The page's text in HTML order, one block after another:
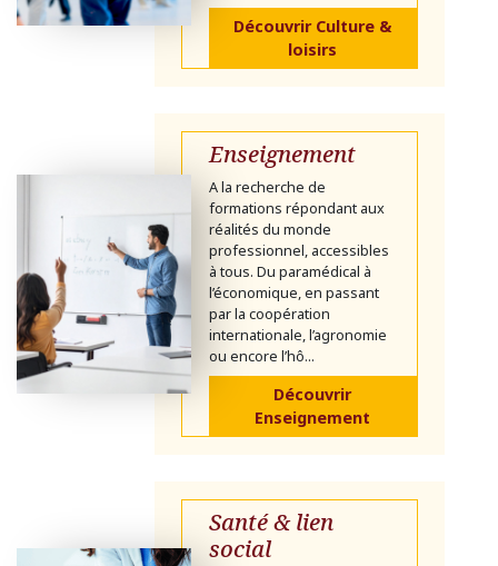
Découvrir Culture &
loisirs
Enseignement
A la recherche de
formations répondant aux
réalités du monde
professionnel, accessibles
à tous. Du paramédical à
l’économique, en passant
par la coopération
internationale, l’agronomie
ou encore l’hô...
Découvrir
Enseignement
Santé & lien
social